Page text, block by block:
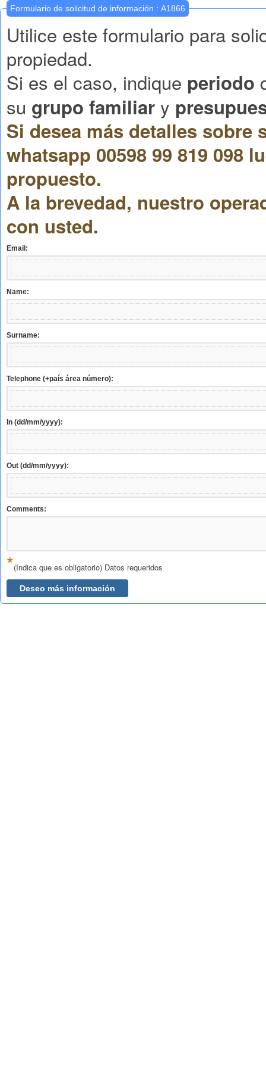
Formulario de solicitud de información : A1866
Utilice este formulario para
propiedad.
Si es el caso, indique periodo
su grupo familiar y
Si desea más detalles
whatsapp 00598 99 819 098
propuesto.
A la brevedad, nuestro
con usted.
Email:
Name:
Surname:
Telephone (+país área número):
In (dd/mm/yyyy):
Out (dd/mm/yyyy):
Comments:
*(Indica que es obligatorio) Datos requeridos